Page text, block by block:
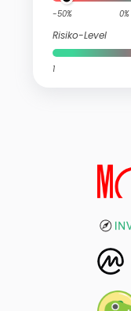
-50% 0%
Risiko-Level
1